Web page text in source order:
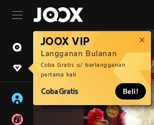
JOOX VIP
Langganan Bulanan
Coba Gratis u/ berlangganan
pertama kali
Coba Gratis Beli!